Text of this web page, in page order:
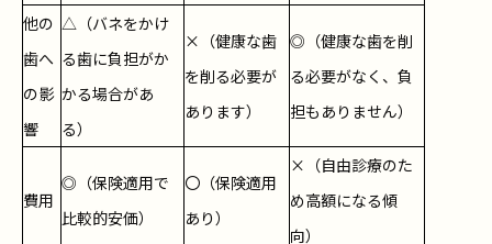
他の
歯へ
の影
響
△（バネをかけ
る歯に負担がか
かる場合があ
る）
×（健康な歯
を削る必要が
あります）
◎（健康な歯を削
る必要がなく、負
担もありません）
費用
◎（保険適用で
比較的安価）
〇（保険適用
あり）
×（自由診療のた
め高額になる傾
向）